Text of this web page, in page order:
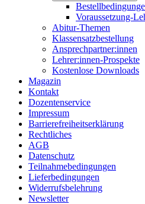
Voraussetzung-
Abitur-Themen
Klassensatzbestellung
Ansprechpartner:innen
Lehrer:innen-Prospekte
Kostenlose Downloads
Magazin
Kontakt
Dozentenservice
Impressum
Barrierefreiheitserklärung
Rechtliches
AGB
Datenschutz
Teilnahmebedingungen
Lieferbedingungen
Widerrufsbelehrung
Newsletter